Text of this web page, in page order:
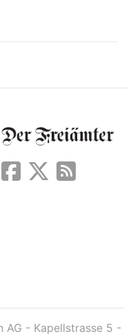
AG - Kapellstrasse 5 -